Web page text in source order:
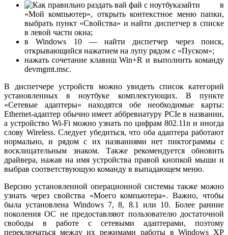
зайти в
«Мой компьютер», открыть контекстное меню папки,
выбрать пункт «Свойства» и найти диспетчер в списке
в левой части окна;
в Windows 10 — найти диспетчер через поиск,
открывающийся нажатием на лупу рядом с «Пуском»;
нажать сочетание клавиш Win+R и выполнить команду
devmgmt.msc.
В диспетчере устройств можно увидеть список категорий
установленных в ноутбуке комплектующих. В пункте
«Сетевые адаптеры» находятся обе необходимые карты:
Ethernet-адаптер обычно имеет аббревиатуру PCIe в названии,
а устройство Wi-Fi можно узнать по цифрам 802.11n и иногда
слову Wireless. Следует убедиться, что оба адаптера работают
нормально, и рядом с их названиями нет пиктограммы с
восклицательным знаком. Также рекомендуется обновить
драйвера, нажав на имя устройства правой кнопкой мыши и
выбрав соответствующую команду в выпадающем меню.
Версию установленной операционной системы также можно
узнать через свойства «Моего компьютера». Важно, чтобы
была установлена Windows 7, 8, 8.1 или 10. Более ранние
поколения ОС не предоставляют пользователю достаточной
свободы в работе с сетевыми адаптерами, поэтому
переключаться между их режимами работы в Windows XP